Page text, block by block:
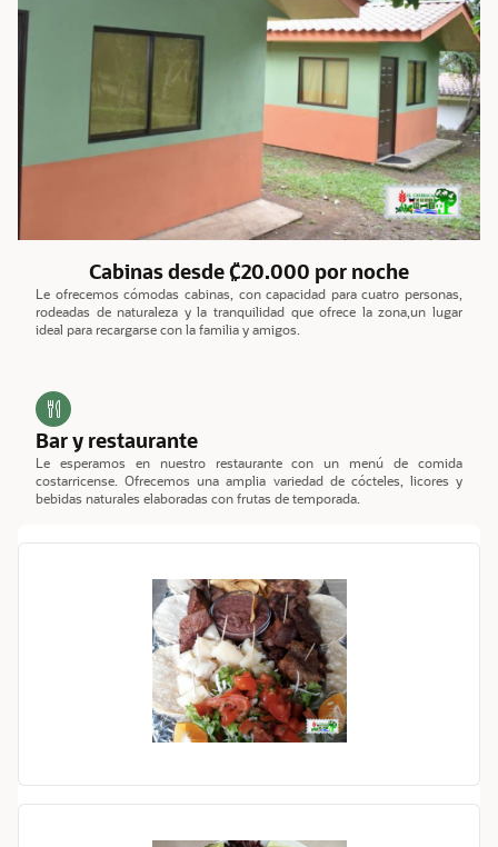
Cabinas desde ₡20.000 por noche
Le ofrecemos cómodas cabinas, con capacidad para cuatro personas,
rodeadas de naturaleza y la tranquilidad que ofrece la zona,un lugar
ideal para recargarse con la familia y amigos.
Bar y restaurante
Le esperamos en nuestro restaurante con un menú de comida
costarricense. Ofrecemos una amplia variedad de cócteles, licores y
bebidas naturales elaboradas con frutas de temporada.